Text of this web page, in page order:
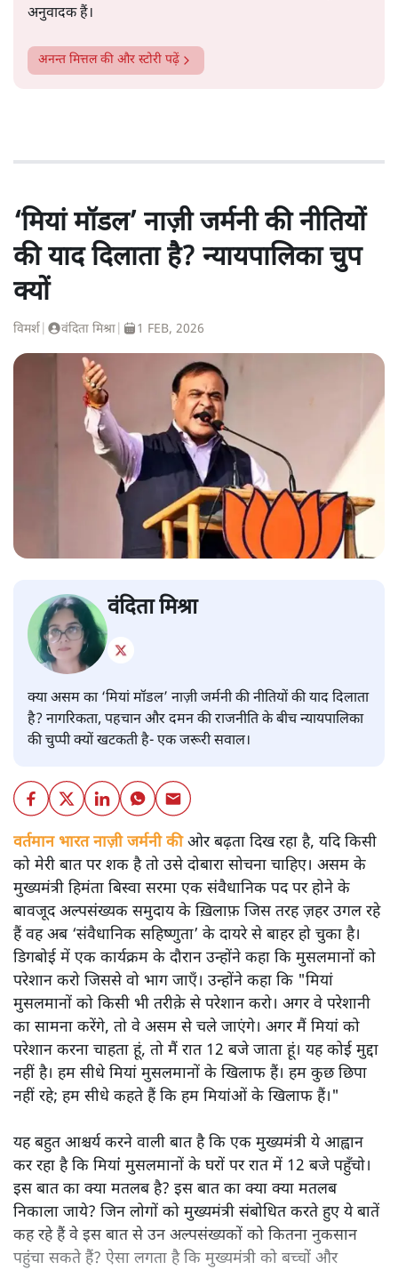
अनुवादक हैं।
अनन्त मित्तलकी और स्टोरी पढ़ें
‘मियां मॉडल’ नाज़ी जर्मनी की नीतियों
की याद दिलाता है? न्यायपालिका चुप
क्यों
विमर्श वंदिता मिश्रा 1 FEB, 2026
वंदिता मिश्रा
क्या असम का ‘मियां मॉडल’ नाज़ी जर्मनी की नीतियों की याद दिलाता
है? नागरिकता, पहचान और दमन की राजनीति के बीच न्यायपालिका
की चुप्पी क्यों खटकती है- एक जरूरी सवाल।
वर्तमान भारत नाज़ी जर्मनी कीओर बढ़ता दिख रहा है, यदि किसी
को मेरी बात पर शक है तो उसे दोबारा सोचना चाहिए। असम के
मुख्यमंत्री हिमंता बिस्वा सरमा एक संवैधानिक पद पर होने के
बावजूद अल्पसंख्यक समुदाय के ख़िलाफ़ जिस तरह ज़हर उगल रहे
हैं वह अब ‘संवैधानिक सहिष्णुता’ के दायरे से बाहर हो चुका है।
डिगबोई में एक कार्यक्रम के दौरान उन्होंने कहा कि मुसलमानों को
परेशान करो जिससे वो भाग जाएँ। उन्होंने कहा कि "मियां
मुसलमानों को किसी भी तरीक़े से परेशान करो। अगर वे परेशानी
का सामना करेंगे, तो वे असम से चले जाएंगे। अगर मैं मियां को
परेशान करना चाहता हूं, तो मैं रात 12 बजे जाता हूं। यह कोई मुद्दा
नहीं है। हम सीधे मियां मुसलमानों के खिलाफ हैं। हम कुछ छिपा
नहीं रहे; हम सीधे कहते हैं कि हम मियांओं के खिलाफ हैं।"
यह बहुत आश्चर्य करने वाली बात है कि एक मुख्यमंत्री ये आह्वान
कर रहा है कि मियांं मुसलमानों के घरों पर रात में 12 बजे पहुँचो।
इस बात का क्या मतलब है? इस बात का क्या क्या मतलब
निकाला जाये? जिन लोगों को मुख्यमंत्री संबोधित करते हुए ये बातें
कह रहे हैं वे इस बात से उन अल्पसंख्यकों को कितना नुकसान
पहुंचा सकते हैं? ऐसा लगता है कि मुख्यमंत्री को बच्चों और